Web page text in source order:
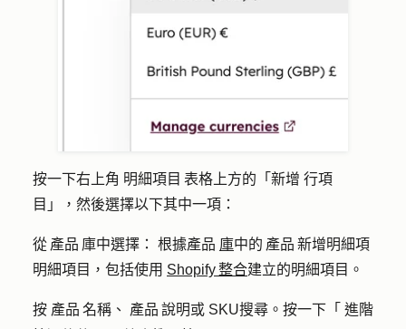
按一下右上角 明細項目 表格上方的「新增 行項
目」，然後選擇以下其中一項：
從 產品 庫中選擇： 根據產品 庫中的 產品 新增明細項
明細項目，包括使用 Shopify 整合建立的明細項目。
按 產品 名稱 、 產品 說明或 SKU搜尋。按一下「 進階